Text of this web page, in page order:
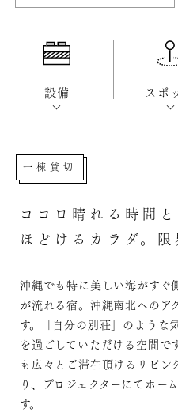
設備 スポ
ココロ晴れる時間と
ほどけるカラダ。限
沖縄でも特に美しい海がすぐ
が流れる宿。沖縄南北へのア
す。「自分の別荘」のような
を過ごしていただける空間で
も広々とご滞在頂けるリビン
り、プロジェクターにてホー
す。
一棟貸切